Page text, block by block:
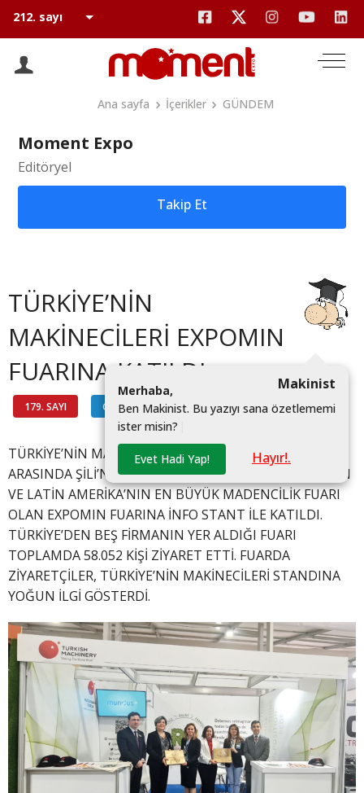
Ana sayfa İçerikler GÜNDEM
Moment Expo
Editöryel
Takip Et
TÜRKİYE’NİN
MAKİNECİLERİ EXPOMIN
FUARINA KATILDI
179. SAYI GÜNDEM #
Makinist
Merhaba,
Ben Makinist. Bu yazıyı sana özetlememi
ister misin?
Evet Hadi Yap! Hayır!.
TÜRKİYE’NİN MAKİNECİLERİ, 24-27 NİSAN TARİHLERİ
ARASINDA ŞİLİ’NİN SANTIAGO ŞEHRİNDE DÜZENLENEN
VE LATİN AMERİKA’NIN EN BÜYÜK MADENCİLİK FUARI
OLAN EXPOMIN FUARINA İNFO STANT İLE KATILDI.
TÜRKİYE’DEN BEŞ FİRMANIN YER ALDIĞI FUARI
TOPLAMDA 58.052 KİŞİ ZİYARET ETTİ. FUARDA
ZİYARETÇİLER, TÜRKİYE’NİN MAKİNECİLERİ STANDINA
YOĞUN İLGİ GÖSTERDİ.